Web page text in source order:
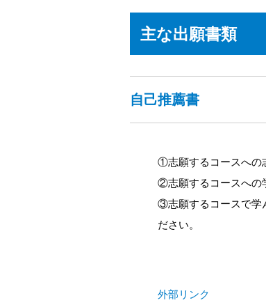
主な出願書類
自己推薦書
①志願するコースへの
②志願するコースへの
③志願するコースで学
ださい。
外部リンク